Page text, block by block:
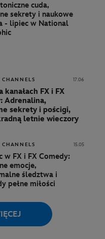
cuda,
sekrety i naukowe
- lipiec w National
CHANNELS 17.06
kanałach FX i FX
Adrenalina,
sekrety i pościgi,
letnie wieczory
CHANNELS 15.05
w FX i FX Comedy:
emocje,
śledztwa i
pełne miłości